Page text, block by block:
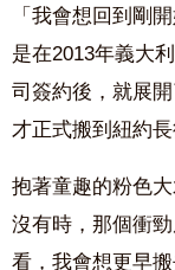
「我會想回到剛
是在2013年義大
司簽約後，就展
才正式搬到紐約長
抱著童趣的粉色
沒有時，那個衝
看，我會想更早